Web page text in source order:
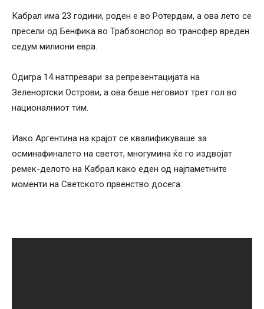
Кабрал има 23 години, роден е во Ротердам, а ова лето се
пресели од Бенфика во Трабзонспор во трансфер вреден
седум милиони евра.
Одигра 14 натпревари за репрезентацијата на
Зеленортски Острови, а ова беше неговиот трет гол во
националниот тим.
Иако Аргентина на крајот се квалификуваше за
осминафиналето на светот, многумина ќе го издвојат
ремек-делото на Кабрал како еден од најпаметните
моменти на Светското првенство досега.